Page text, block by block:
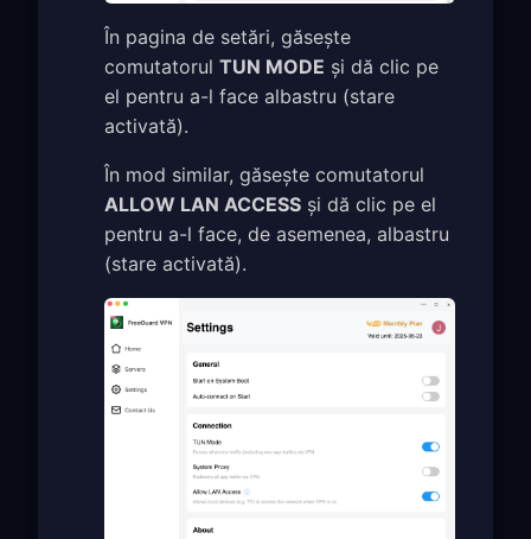
În pagina de setări, găsește
comutatorul TUN MODE și dă clic pe
el pentru a-l face albastru (stare
activată).
În mod similar, găsește comutatorul
ALLOW LAN ACCESS și dă clic pe el
pentru a-l face, de asemenea, albastru
(stare activată).